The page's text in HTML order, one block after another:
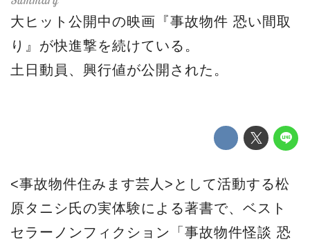
大ヒット公開中の映画『事故物件 恐い間取
り』が快進撃を続けている。
土日動員、興行値が公開された。
<事故物件住みます芸人>として活動する松
原タニシ氏の実体験による著書で、ベスト
セラーノンフィクション「事故物件怪談 恐